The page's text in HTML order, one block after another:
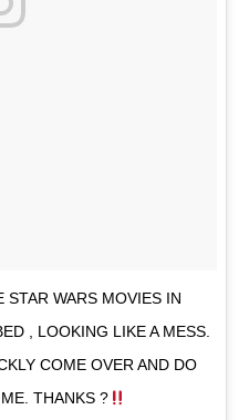
STAR WARS MOVIES IN
, LOOKING LIKE A MESS.
COME OVER AND DO
THANKS ?